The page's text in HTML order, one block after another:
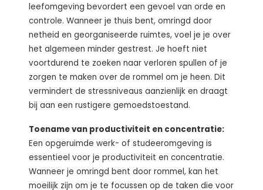
leefomgeving bevordert een gevoel van orde en
controle. Wanneer je thuis bent, omringd door
netheid en georganiseerde ruimtes, voel je je over
het algemeen minder gestrest. Je hoeft niet
voortdurend te zoeken naar verloren spullen of je
zorgen te maken over de rommel om je heen. Dit
vermindert de stressniveaus aanzienlijk en draagt
bij aan een rustigere gemoedstoestand.
Toename van productiviteit en concentratie:
Een opgeruimde werk- of studeeromgeving is
essentieel voor je productiviteit en concentratie.
Wanneer je omringd bent door rommel, kan het
moeilijk zijn om je te focussen op de taken die voor